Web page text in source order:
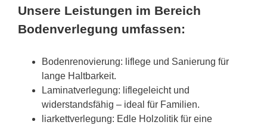
Unsere Leistungen im Bereich
Bodenverlegung umfassen:
Bodenrenovierung: liflege und Sanierung für
lange Haltbarkeit.
Laminatverlegung: liflegeleicht und
widerstandsfähig – ideal für Familien.
liarkettverlegung: Edle Holzolitik für eine